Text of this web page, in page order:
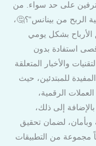
على حد سواء. من
الربح من بينانس“؟🤔،
بشكل يومي
استفادة بدون
والأخبار المتعلقة
للمبتدئين، حيث
الرقمية،
إلى ذلك،
لضمان تحقيق
مجموعة من التطبيقات